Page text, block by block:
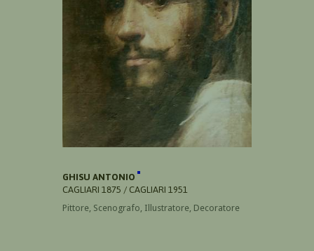
GHISU ANTONIO
CAGLIARI 1875 / CAGLIARI 1951
Pittore, Scenografo, Illustratore, Decoratore